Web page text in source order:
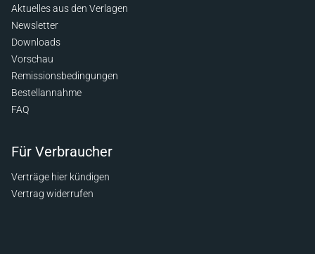
Aktuelles aus den Verlagen
Newsletter
Downloads
Vorschau
Remissionsbedingungen
Bestellannahme
FAQ
Für Verbraucher
Verträge hier kündigen
Vertrag widerrufen